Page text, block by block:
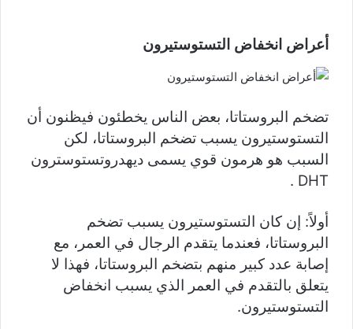
أعراض انخفاض التستوستيرون
تضخم البروستاتا، بعض الناس يخطئون فيظنون أن
التستوستيرون يسبب تضخم البروستاتا، لكن
السبب هو هرمون قوي يسمى ديهدروتستوسترون
DHT .
أولاً: إن كان التستوستيرون يسبب تضخم
البروستاتا، فعندما يتقدم الرجال في العمر، مع
إصابة عدد كبير منهم بتضخم البروستاتا، فهذا لا
يتعلق بالتقدم في العمر الذي يسبب انخفاض
التستوستيرون.